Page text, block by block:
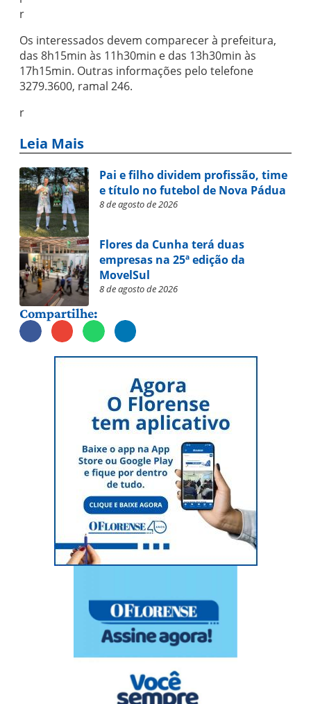
r
Os interessados devem comparecer à prefeitura,
das 8h15min às 11h30min e das 13h30min às
17h15min. Outras informações pelo telefone
3279.3600, ramal 246.
r
Leia Mais
Pai e filho dividem profissão, time
e título no futebol de Nova Pádua
8 de agosto de 2026
Flores da Cunha terá duas
empresas na 25ª edição da
MovelSul
8 de agosto de 2026
Compartilhe: